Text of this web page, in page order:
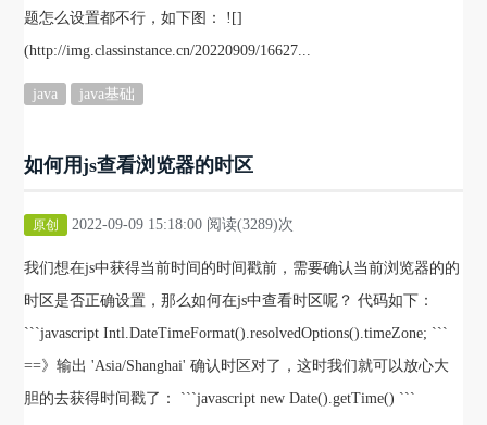
题怎么设置都不行，如下图： ![]
(http://img.classinstance.cn/20220909/16627...
java java基础
如何用js查看浏览器的时区
原创 2022-09-09 15:18:00 阅读(3289)次
我们想在js中获得当前时间的时间戳前，需要确认当前浏览器的的
时区是否正确设置，那么如何在js中查看时区呢？ 代码如下：
```javascript Intl.DateTimeFormat().resolvedOptions().timeZone; ```
==》输出 'Asia/Shanghai' 确认时区对了，这时我们就可以放心大
胆的去获得时间戳了： ```javascript new Date().getTime() ```